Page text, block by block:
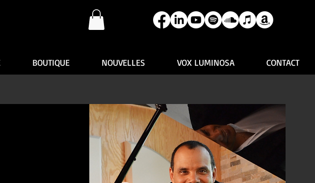
BOUTIQUE NOUVELLES VOX LUMINOSA CONTACT